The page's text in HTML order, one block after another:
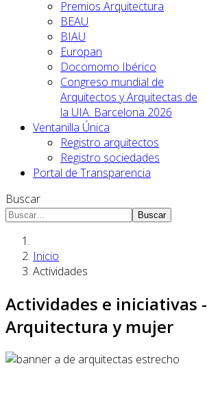
Premios Arquitectura
BEAU
BIAU
Europan
Docomomo Ibérico
Congreso mundial de
Arquitectos y Arquitectas de
la UIA. Barcelona 2026
Ventanilla Única
Registro arquitectos
Registro sociedades
Portal de Transparencia
Buscar
Buscar
Inicio
Actividades
Actividades e iniciativas -
Arquitectura y mujer